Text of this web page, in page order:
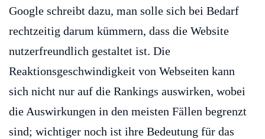
Google schreibt dazu, man solle sich bei Bedarf
rechtzeitig darum kümmern, dass die Website
nutzerfreundlich gestaltet ist. Die
Reaktionsgeschwindigkeit von Webseiten kann
sich nicht nur auf die Rankings auswirken, wobei
die Auswirkungen in den meisten Fällen begrenzt
sind; wichtiger noch ist ihre Bedeutung für das